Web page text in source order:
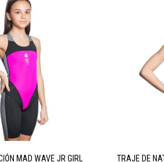
MAD WAVE JR GIRL TRAJE DE